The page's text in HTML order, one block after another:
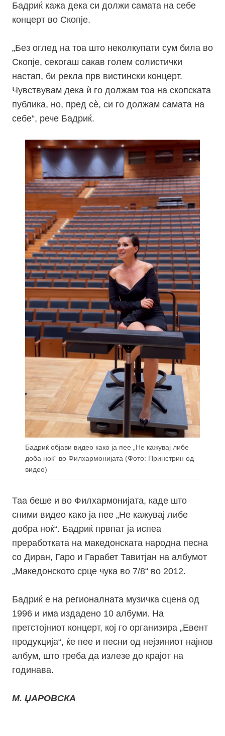
Бадриќ кажа дека си должи самата на себе
концерт во Скопје.
„Без оглед на тоа што неколкупати сум била во
Скопје, секогаш сакав голем солистички
настап, би рекла прв вистински концерт.
Чувствувам дека ѝ го должам тоа на скопската
публика, но, пред сѐ, си го должам самата на
себе“, рече Бадриќ.
Бадриќ објави видео како ја пее „Не кажувај либе
доба ноќ“ во Филхармонијата (Фото: Принстрин од
видео)
Таа беше и во Филхармонијата, каде што
сними видео како ја пее „Не кажувај либе
добра ноќ“. Бадриќ првпат ја испеа
преработката на македонската народна песна
со Диран, Гаро и Гарабет Тавитјан на албумот
„Македонското срце чука во 7/8“ во 2012.
Бадриќ е на регионалната музичка сцена од
1996 и има издадено 10 албуми. На
претстојниот концерт, кој го организира „Евент
продукција“, ќе пее и песни од нејзиниот најнов
албум, што треба да излезе до крајот на
годинава.
М. ЏАРОВСКА